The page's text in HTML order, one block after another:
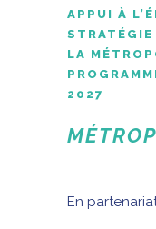
APPUI À
STRATÉGIE
LA
2027
En